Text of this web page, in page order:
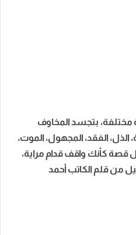
من 17 قصة مختلفة، بتجسد المخاوف
الذل، الفقد، المجهول، الموت،
كأنك واقف قدام مراية،
قلم الكاتب أحمد